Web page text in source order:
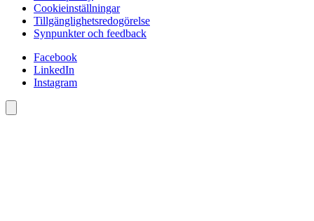
Cookieinställningar
Tillgänglighetsredogörelse
Synpunkter och feedback
Facebook
LinkedIn
Instagram